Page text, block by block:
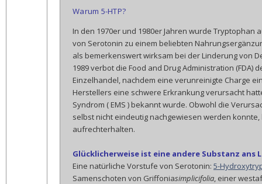
Warum 5-HTP?
In den 1970er und 1980er Jahren wurde Tryptophan
von Serotonin zu einem beliebten
als bemerkenswert wirksam bei der Linderung von
1989 verbot die Food and Drug Administration (FDA)
Einzelhandel, nachdem eine verunreinigte Charge
Herstellers eine schwere Erkrankung verursacht
Syndrom ( EMS ) bekannt wurde. Obwohl die
selbst nicht eindeutig nachgewiesen werden
aufrechterhalten.
Glücklicherweise ist eine andere Substanz ans
Eine natürliche Vorstufe von Serotonin: 5-
Samenschoten von Griffoniasimplicifolia, einer